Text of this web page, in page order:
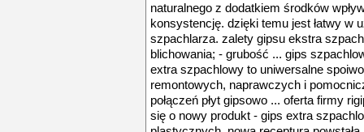
naturalnego z dodatkiem środków
konsystencję. dzięki temu jest łatwy w
szpachlarza. zalety gipsu ekstra
blichowania; - grubość ... gips
extra szpachlowy to uniwersalne
remontowych, naprawczych i
połączeń płyt gipsowo ... oferta firmy
się o nowy produkt - gips extra